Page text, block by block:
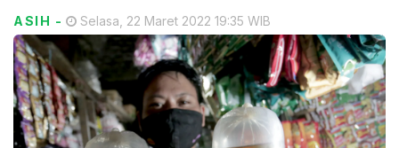
ASIH - Selasa, 22 Maret 2022 19:35 WIB